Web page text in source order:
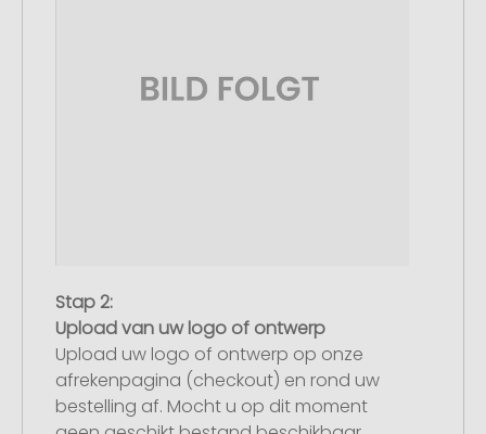
Stap 2:
Upload van uw logo of ontwerp
Upload uw logo of ontwerp op onze
afrekenpagina (checkout) en rond uw
bestelling af. Mocht u op dit moment